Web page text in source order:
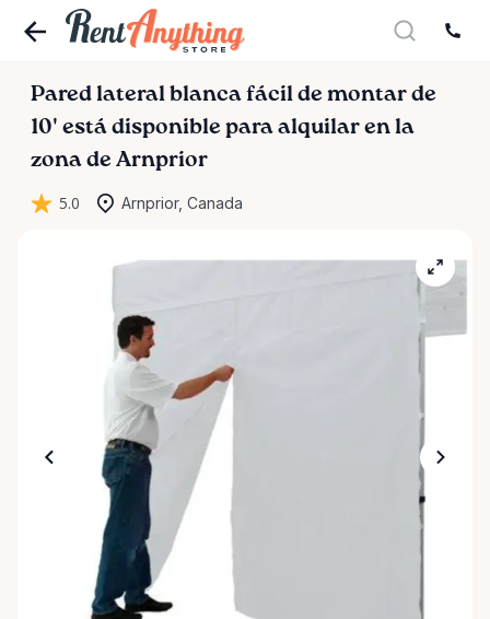
Pared lateral blanca fácil de montar de
10' está disponible para alquilar en la
zona de Arnprior
5.0 Arnprior, Canada